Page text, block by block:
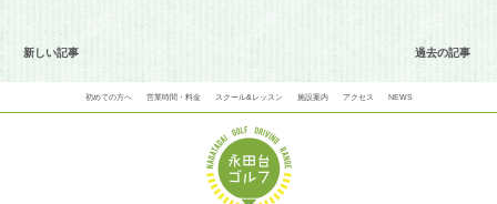
新しい記事 過去の記事
初めての方へ 営業時間・料金 スクール&レッスン 施設案内 アクセス NEWS